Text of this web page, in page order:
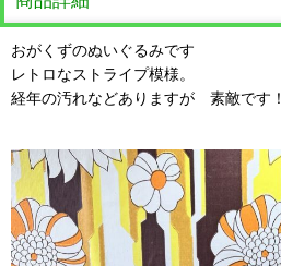
おがくずのぬいぐるみです
レトロなストライプ模様。
経年の汚れなどありますが 素敵です！